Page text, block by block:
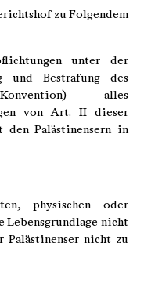
zu Folgendem
unter der
und Bestrafung des
Konvention) alles
von Art. II dieser
den Palästinensern in
physischen oder
Lebensgrundlage nicht
Palästinenser nicht zu